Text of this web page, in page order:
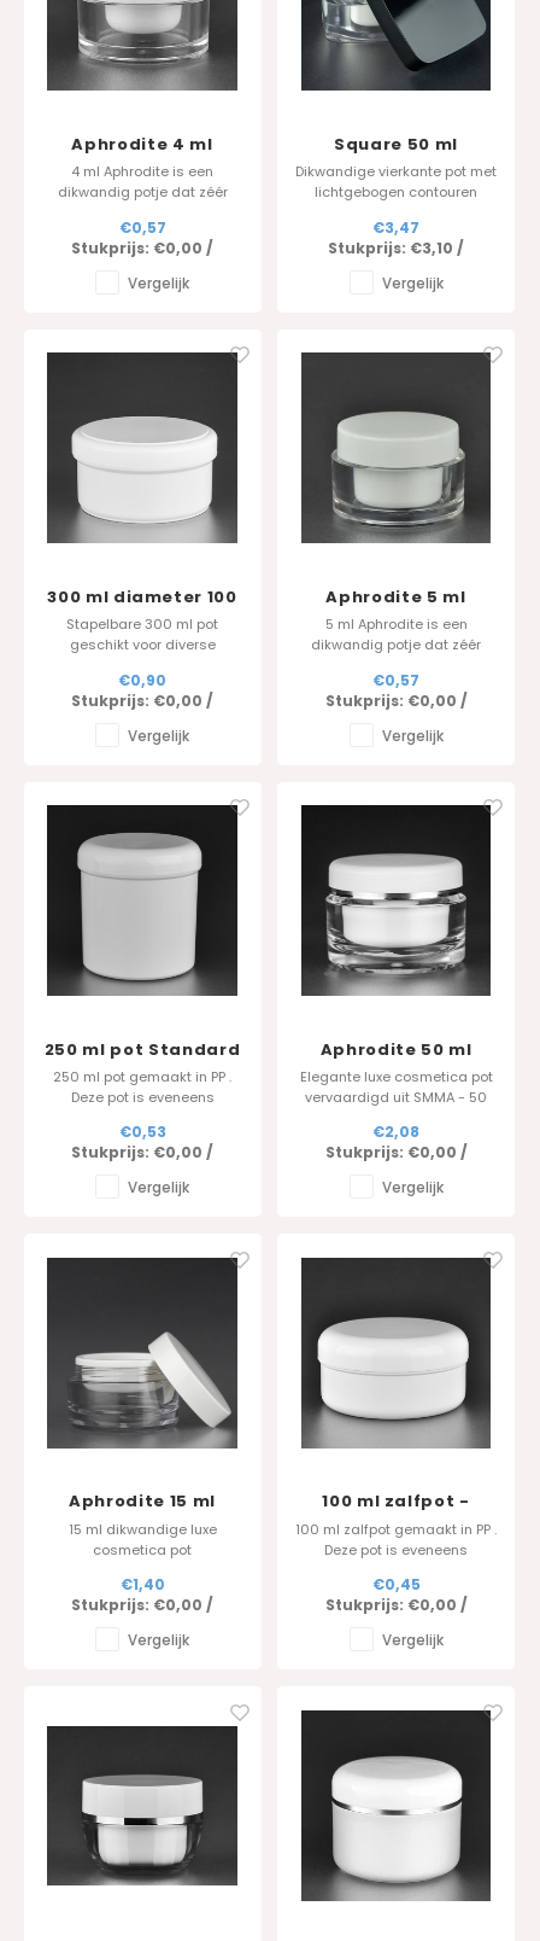
Aphrodite 4 ml
4 ml Aphrodite is een
dikwandig potje dat zéér
nagelcosmetica sector.
(nagelgel, uv gel, etc)
eveneens beschikbaar in 5
ml.
€0,57
Stukprijs: €0,00 /
Vergelijk
Square 50 ml
Dikwandige vierkante pot met
lichtgebogen contouren
cosmetica pot
€3,47
Stukprijs: €3,10 /
Vergelijk
300 ml diameter 100
mm
Stapelbare 300 ml pot
geschikt voor diverse
€0,90
Stukprijs: €0,00 /
Vergelijk
Aphrodite 5 ml
5 ml Aphrodite is een
dikwandig potje dat zéér
nagelcosmetica sector.
(nagelgel, uv gel, etc)
eveneens beschikbaar in 5
ml.
€0,57
Stukprijs: €0,00 /
Vergelijk
250 ml pot Standard
serie in PP
250 ml pot gemaakt in PP .
Deze pot is eveneens
en 250 ml.
€0,53
Stukprijs: €0,00 /
Vergelijk
Aphrodite 50 ml
cosmetica pot
Elegante luxe cosmetica pot
vervaardigd uit SMMA - 50
€2,08
Stukprijs: €0,00 /
Vergelijk
Aphrodite 15 ml
15 ml dikwandige luxe
cosmetica pot
€1,40
Stukprijs: €0,00 /
Vergelijk
100 ml zalfpot -
Standard Serie
100 ml zalfpot gemaakt in PP .
Deze pot is eveneens
en 250 ml.
€0,45
Stukprijs: €0,00 /
Vergelijk